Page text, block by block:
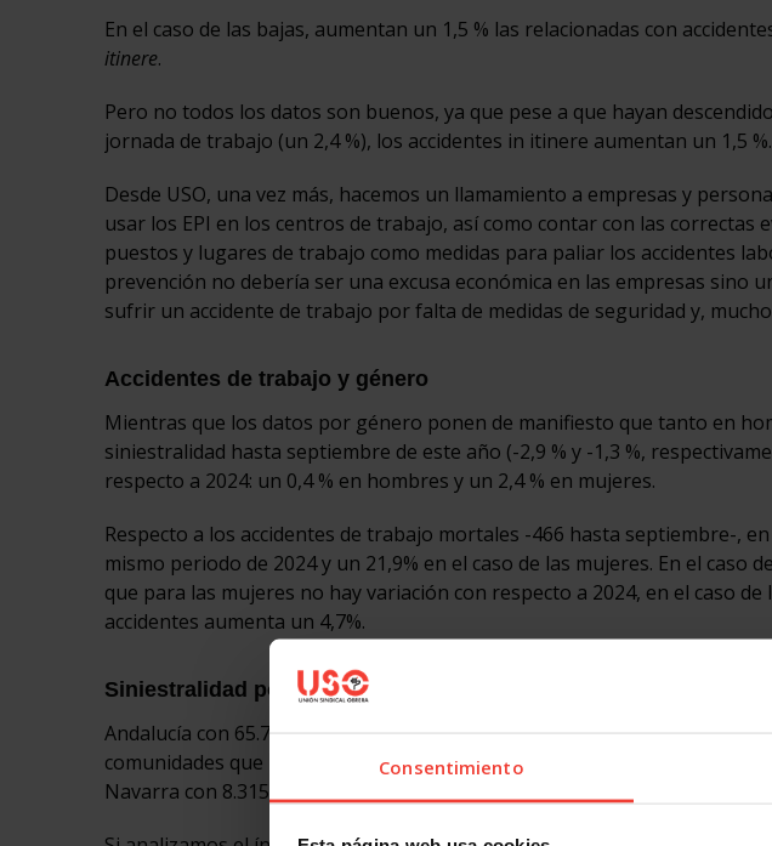
Consentimiento
En el caso de las bajas, aumentan un 1,5 % las relacionadas con
itinere.
Pero no todos los datos son buenos, ya que pese a que hayan
jornada de trabajo (un 2,4 %), los accidentes in itinere aumentan un 1,5 %.
Desde USO, una vez más, hacemos un llamamiento a empresas y
usar los EPI en los centros de trabajo, así como contar con las correctas
puestos y lugares de trabajo como medidas para paliar los accidentes
prevención no debería ser una excusa económica en las empresas sino
sufrir un accidente de trabajo por falta de medidas de seguridad y,
Accidentes de trabajo y género
Mientras que los datos por género ponen de manifiesto que tanto en
siniestralidad hasta septiembre de este año (-2,9 % y -1,3 %,
respecto a 2024: un 0,4 % en hombres y un 2,4 % en mujeres.
Respecto a los accidentes de trabajo mortales -466 hasta septiembre-,
mismo periodo de 2024 y un 21,9% en el caso de las mujeres. En el caso
que para las mujeres no hay variación con respecto a 2024, en el caso
accidentes aumenta un 4,7%.
Siniestralidad por comunidades autónomas
Andalucía con 65.748 accidentes de trabajo; Catalunya con 64.212, y la
comunidades que más accidentes de trabajo registran. Mientras,
Navarra con 8.315, las que menos.